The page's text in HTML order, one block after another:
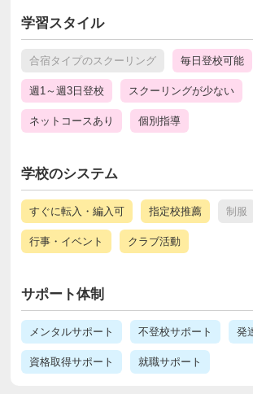
学習スタイル
合宿タイプのスクーリング 毎日登校可能
週1～週3日登校 スクーリングが少ない
ネットコースあり 個別指導
学校のシステム
すぐに転入・編入可 指定校推薦 制服
行事・イベント クラブ活動
サポート体制
メンタルサポート 不登校サポート 発
資格取得サポート 就職サポート